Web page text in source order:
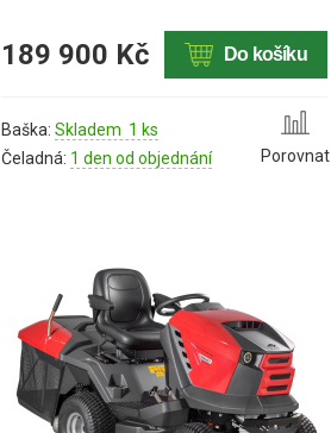
189 900 Kč Do košíku
Baška: Skladem 1 ks
Čeladná: 1 den od objednání Porovnat